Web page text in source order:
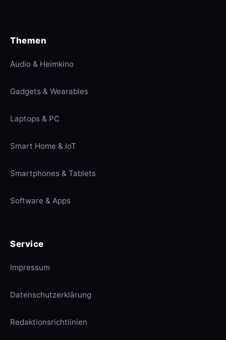
Themen
Audio & Heimkino
Gadgets & Wearables
Laptops & PC
Smart Home & IoT
Smartphones & Tablets
Software & Apps
Service
Impressum
Datenschutzerklärung
Redaktionsrichtlinien